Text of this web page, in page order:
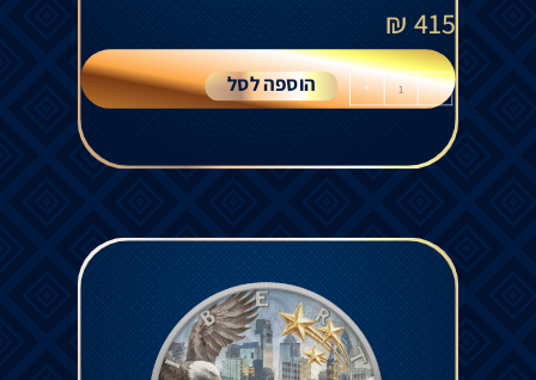
415
₪
-
+ הוספה לסל